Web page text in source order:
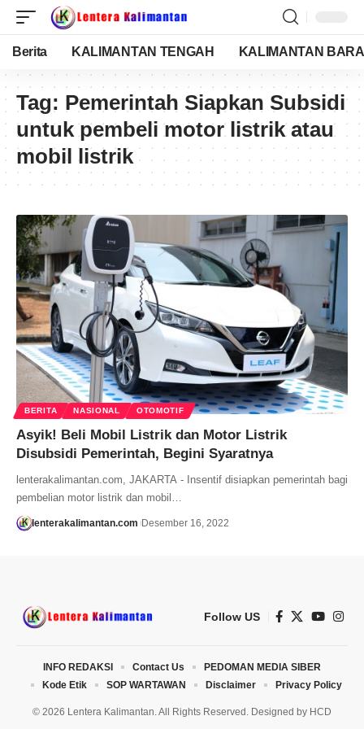
Berita KALIMANTAN TENGAH KALIMANTAN
Tag: Pemerintah Siapkan Subsidi
untuk pembeli motor listrik atau
mobil listrik
BERITA NASIONAL OTOMOTIF
Asyik! Beli Mobil Listrik dan Motor Listrik
Disubsidi Pemerintah, Begini Syaratnya
lenterakalimantan.com, JAKARTA - Insentif disiapkan pemerintah bagi
pembelian motor listrik dan mobil…
lenterakalimantan.com Desember 16, 2022
Follow US
© 2026 Lentera Kalimantan. All Rights Reserved. Designed by HCD
INFO REDAKSI Contact Us
PEDOMAN MEDIA SIBER
Kode Etik
SOP WARTAWAN Disclaimer Privacy Policy